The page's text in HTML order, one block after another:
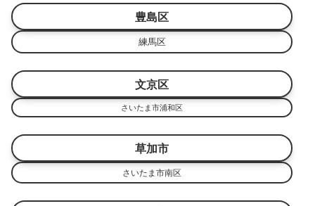
豊島区
練馬区
文京区
さいたま市浦和区
草加市
さいたま市南区